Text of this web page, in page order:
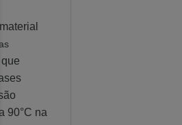
90°C na